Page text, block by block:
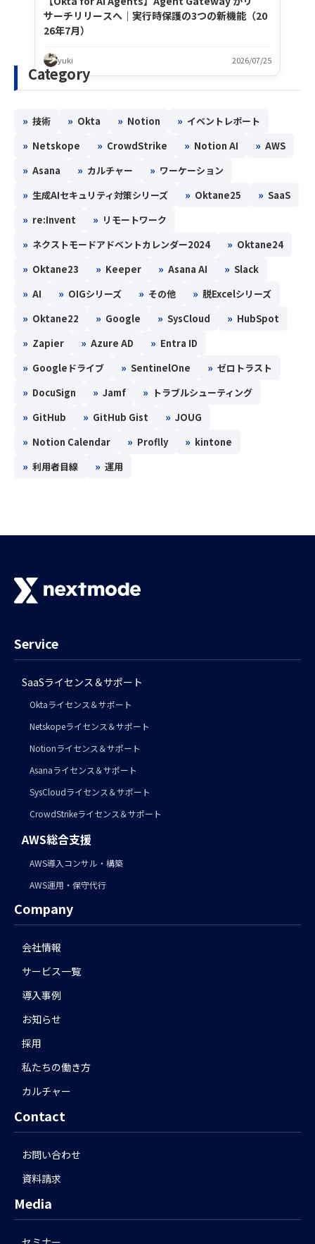
サーチリリースへ｜実行時保護の3つの新機能（20
26年7月）
yuki 2026/07/25
Category
» 技術 » Okta » Notion » イベントレポート
» Netskope » CrowdStrike » Notion AI » AWS
» Asana » カルチャー » ワーケーション
» 生成AIセキュリティ対策シリーズ » Oktane25 » SaaS
» re:Invent » リモートワーク
» ネクストモードアドベントカレンダー2024 » Oktane24
» Oktane23 » Keeper » Asana AI » Slack
» AI » OIGシリーズ » その他 » 脱Excelシリーズ
» Oktane22 » Google » SysCloud » HubSpot
» Zapier » Azure AD » Entra ID
» Googleドライブ » SentinelOne » ゼロトラスト
» DocuSign » Jamf » トラブルシューティング
» GitHub » GitHub Gist » JOUG
» Notion Calendar » Proflly » kintone
» 利用者目線 » 運用
Service
SaaSライセンス＆サポート
Oktaライセンス＆サポート
Netskopeライセンス＆サポート
Notionライセンス＆サポート
Asanaライセンス＆サポート
SysCloudライセンス＆サポート
CrowdStrikeライセンス＆サポート
AWS総合支援
AWS導入コンサル・構築
AWS運用・保守代行
Company
会社情報
サービス一覧
導入事例
お知らせ
採用
私たちの働き方
カルチャー
Contact
お問い合わせ
資料請求
Media